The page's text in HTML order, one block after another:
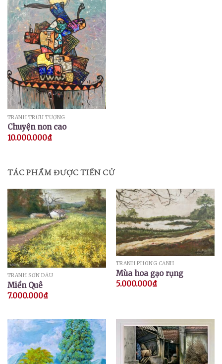
TRANH TRỪU TƯỢNG
Chuyện non cao
10.000.000₫
TÁC PHẨM ĐƯỢC TIẾN CỬ
TRANH SƠN DẦU
Miền Quê
7.000.000₫
TRANH PHONG CẢNH
Mùa hoa gạo rụng
5.000.000₫